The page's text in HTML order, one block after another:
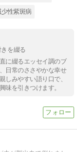
性紫斑病
を綴る
に綴るエッセイ調のブ
日常のささやかな幸せ
しみやすい語り口で、
味を引きつけます。